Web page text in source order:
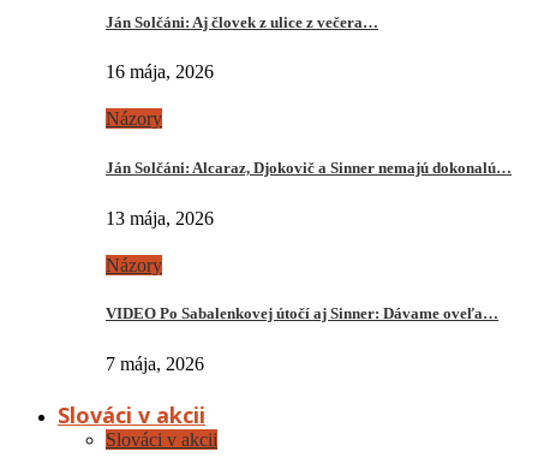
Ján Solčáni: Aj človek z ulice z večera…
16 mája, 2026
Názory
Ján Solčáni: Alcaraz, Djokovič a Sinner nemajú dokonalú…
13 mája, 2026
Názory
VIDEO Po Sabalenkovej útočí aj Sinner: Dávame oveľa…
7 mája, 2026
Slováci v akcii
Slováci v akcii